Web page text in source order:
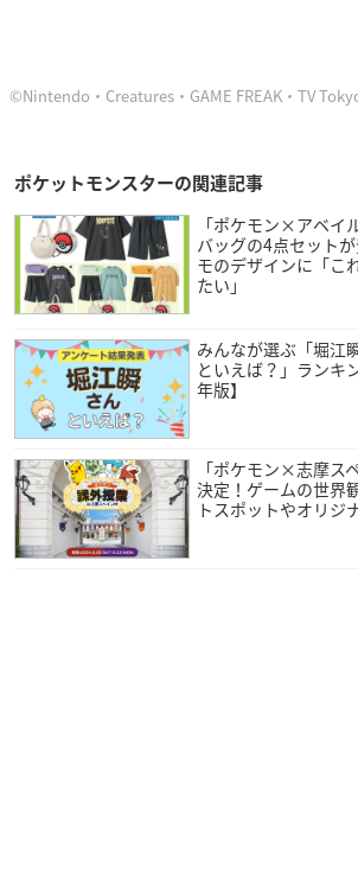
©Nintendo・Creatures・GAME FREAK・TV
ポケットモンスターの関連記事
「ポケモン×アベイ
バッグの4点セット
モのデザインに「こ
たい」
みんなが選ぶ「堀江
といえば？」ランキ
年版】
「ポケモン×志摩ス
決定！ゲームの世界
トスポットやオリジ